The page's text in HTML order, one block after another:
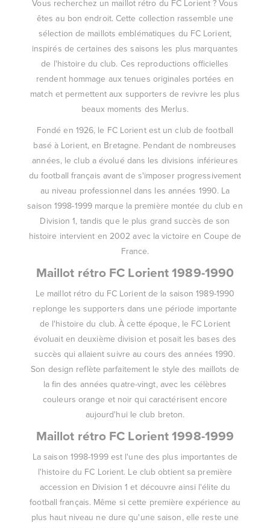
Vous recherchez un maillot rétro du FC Lorient ? Vous
êtes au bon endroit. Cette collection rassemble une
sélection de maillots emblématiques du FC Lorient,
inspirés de certaines des saisons les plus marquantes
de l'histoire du club. Ces reproductions officielles
rendent hommage aux tenues originales portées en
match et permettent aux supporters de revivre les plus
beaux moments des Merlus.
Fondé en 1926, le FC Lorient est un club de football
basé à Lorient, en Bretagne. Pendant de nombreuses
années, le club a évolué dans les divisions inférieures
du football français avant de s'imposer progressivement
au niveau professionnel dans les années 1990. La
saison 1998-1999 marque la première montée du club en
Division 1, tandis que le plus grand succès de son
histoire intervient en 2002 avec la victoire en Coupe de
France.
Maillot rétro FC Lorient 1989-1990
Le maillot rétro du FC Lorient de la saison 1989-1990
replonge les supporters dans une période importante
de l'histoire du club. À cette époque, le FC Lorient
évoluait en deuxième division et posait les bases des
succès qui allaient suivre au cours des années 1990.
Son design reflète parfaitement le style des maillots de
la fin des années quatre-vingt, avec les célèbres
couleurs orange et noir qui caractérisent encore
aujourd'hui le club breton.
Maillot rétro FC Lorient 1998-1999
La saison 1998-1999 est l'une des plus importantes de
l'histoire du FC Lorient. Le club obtient sa première
accession en Division 1 et découvre ainsi l'élite du
football français. Même si cette première expérience au
plus haut niveau ne dure qu'une saison, elle reste une